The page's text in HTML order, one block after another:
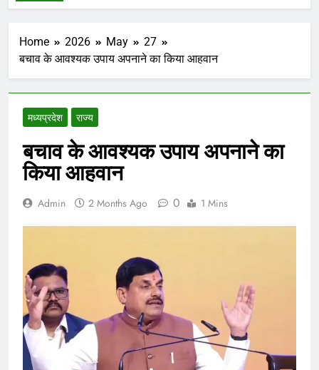
Home 2026 May
27
बचाव के आवश्यक उपाय अपनाने का किया आहवान
मध्‍यप्रदेश राज्य
बचाव के आवश्यक उपाय अपनाने का
किया आहवान
Admin 2 Months Ago 0 1 Mins